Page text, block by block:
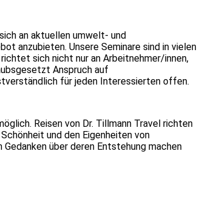
an aktuellen umwelt- und
anzubieten. Unsere Seminare sind in vielen
sich nicht nur an Arbeitnehmer/innen,
Anspruch auf
für jeden Interessierten offen.
Reisen von Dr. Tillmann Travel richten
und den Eigenheiten von
über deren Entstehung machen